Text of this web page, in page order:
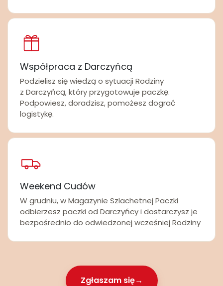
Współpraca z Darczyńcą
Podzielisz się wiedzą o sytuacji Rodziny
z Darczyńcą, który przygotowuje paczkę.
Podpowiesz, doradzisz, pomożesz dograć
logistykę.
Weekend Cudów
W grudniu, w Magazynie Szlachetnej Paczki
odbierzesz paczki od Darczyńcy i dostarczysz je
bezpośrednio do odwiedzonej wcześniej Rodziny
Zgłaszam się